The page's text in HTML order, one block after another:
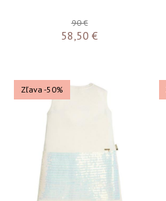
90 €
58,50 €
Zľava -50%